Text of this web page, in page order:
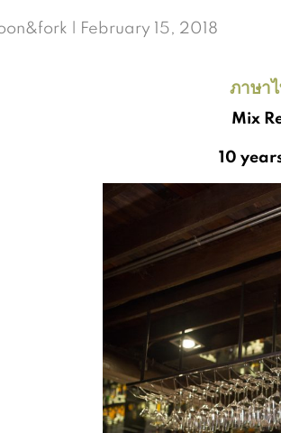
| February 15, 2018
ภาษา
Mix
10